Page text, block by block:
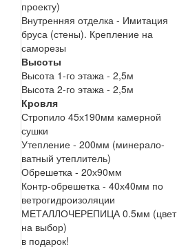
проекту)
Внутренняя отделка - Имитация
бруса (стены). Крепление на
саморезы
Высоты
Высота 1-го этажа - 2,5м
Высота 2-го этажа - 2,5м
Кровля
Стропило 45х190мм камерной
сушки
Утепление - 200мм (минерало-
ватный утеплитель)
Обрешетка - 20х90мм
Контр-обрешетка - 40х40мм по
ветрогидроизоляции
МЕТАЛЛОЧЕРЕПИЦА 0.5мм (цвет
на выбор)
в подарок!